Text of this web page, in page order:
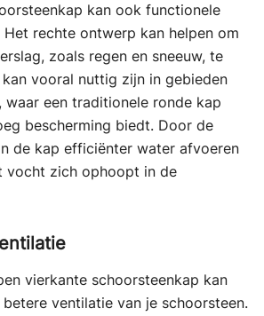
kan ook functionele
rechte ontwerp kan helpen om
zoals regen en sneeuw, te
vooral nuttig zijn in gebieden
waar een traditionele ronde kap
bescherming biedt. Door de
de kap efficiënter water afvoeren
vocht zich ophoopt in de
vierkante schoorsteenkap kan
ventilatie van je schoorsteen.